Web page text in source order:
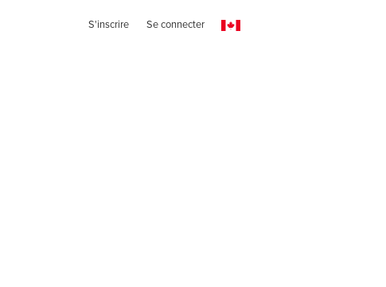
S'inscrire Se connecter